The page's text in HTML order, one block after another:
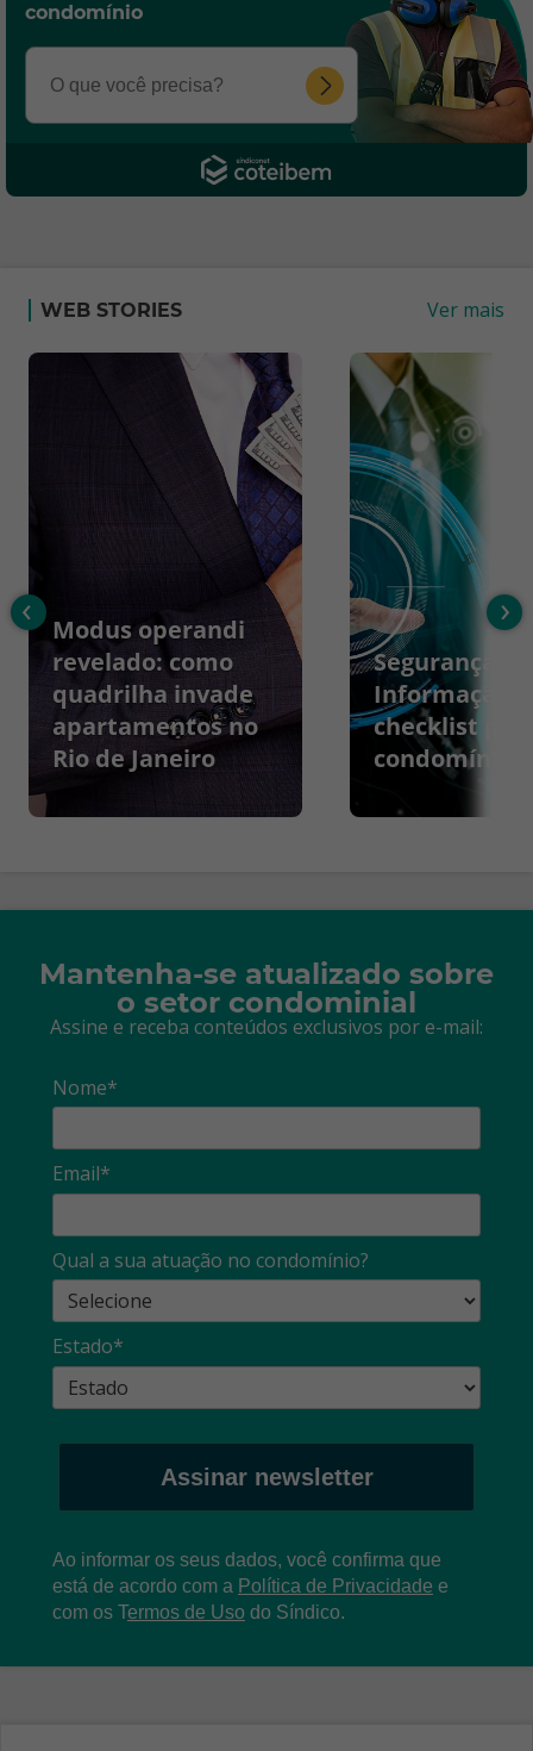
condomínio
WEB STORIES Ver mais
Modus operandi
revelado: como
quadrilha invade
apartamentos no
Rio de Janeiro
Segurança da
Informação:
checklist
condomínios
‹ ›
Mantenha-se atualizado sobre
o setor condominial
Assine e receba conteúdos exclusivos por e-mail:
Nome*
Email*
Qual a sua atuação no condomínio?
Estado*
Assinar newsletter
Ao informar os seus dados, você confirma que
está de acordo com a Política de Privacidade e
com os Termos de Uso do Síndico.